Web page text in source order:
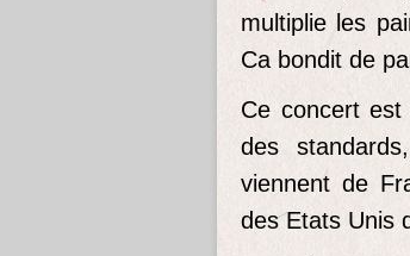
multiplie les
Ca bondit de
Ce concert
des
viennent de
des Etats Unis